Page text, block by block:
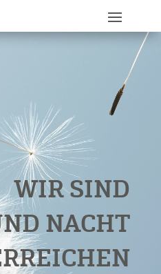
WIR SIND
NACHT